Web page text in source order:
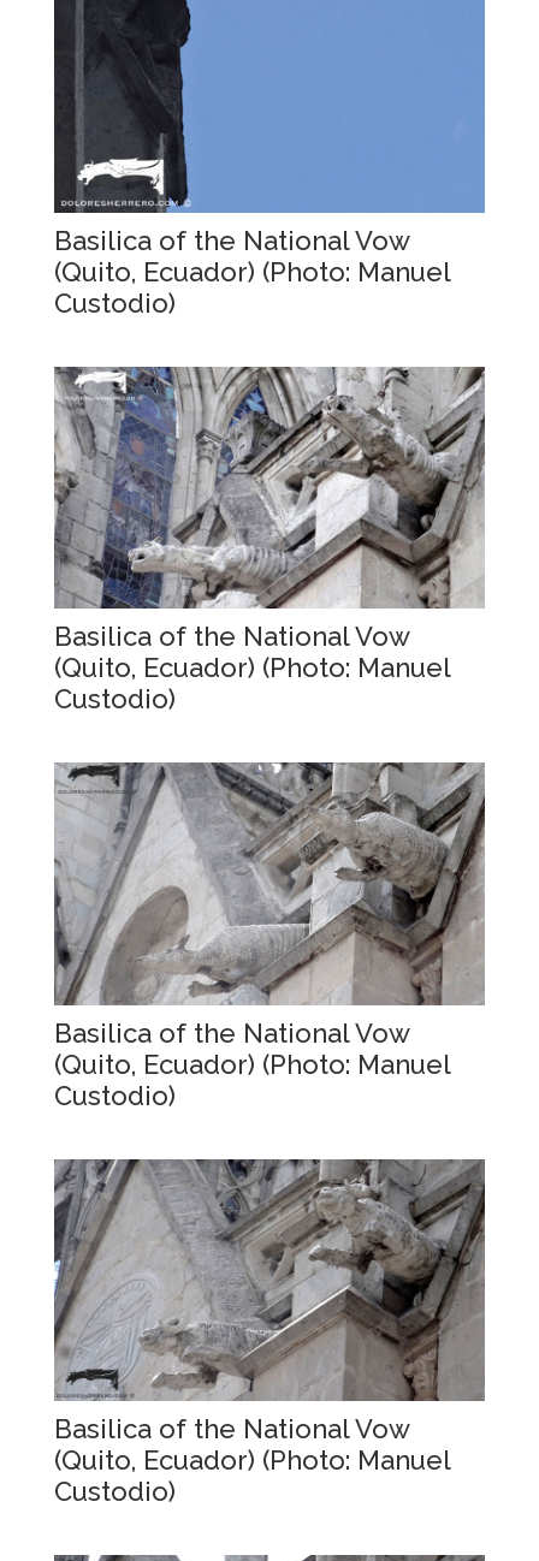
Basilica of the National Vow
(Quito, Ecuador) (Photo: Manuel
Custodio)
Basilica of the National Vow
(Quito, Ecuador) (Photo: Manuel
Custodio)
Basilica of the National Vow
(Quito, Ecuador) (Photo: Manuel
Custodio)
Basilica of the National Vow
(Quito, Ecuador) (Photo: Manuel
Custodio)